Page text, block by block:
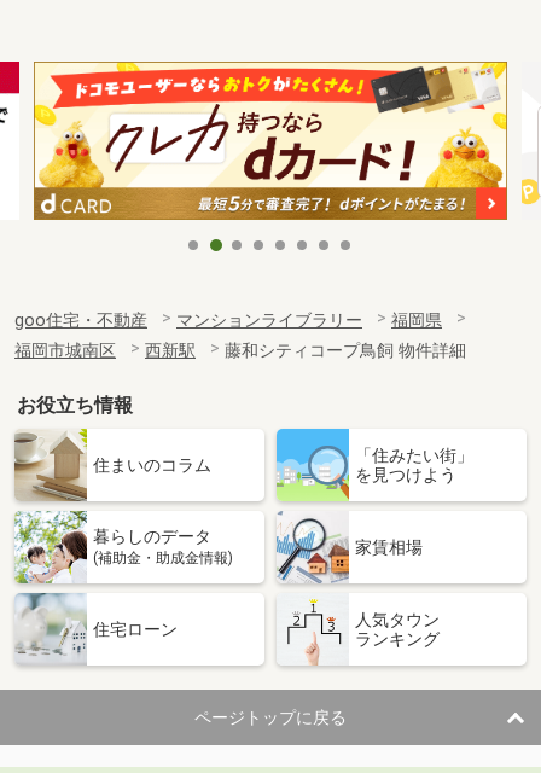
goo住宅・不動産 マンションライブラリー
福岡県
福岡市城南区
西新駅 藤和シティコープ鳥飼 物件詳細
お役立ち情報
住まいのコラム
「住みたい街」
を見つけよう
暮らしのデータ
(補助金・助成金情報)
家賃相場
住宅ローン
人気タウン
ランキング
ページトップに戻る